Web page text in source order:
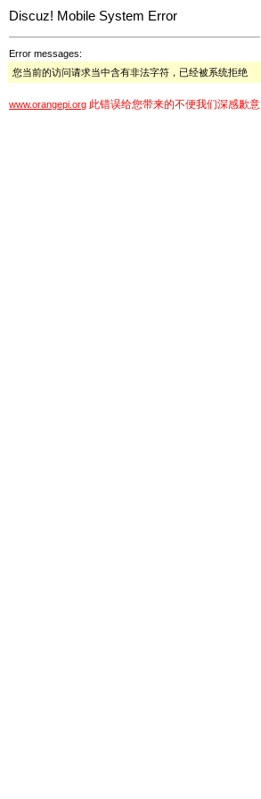
Discuz! Mobile System Error
Error messages:
您当前的访问请求当中含有非法字符，已经被系统拒绝
www.orangepi.org 此错误给您带来的不便我们深感歉意